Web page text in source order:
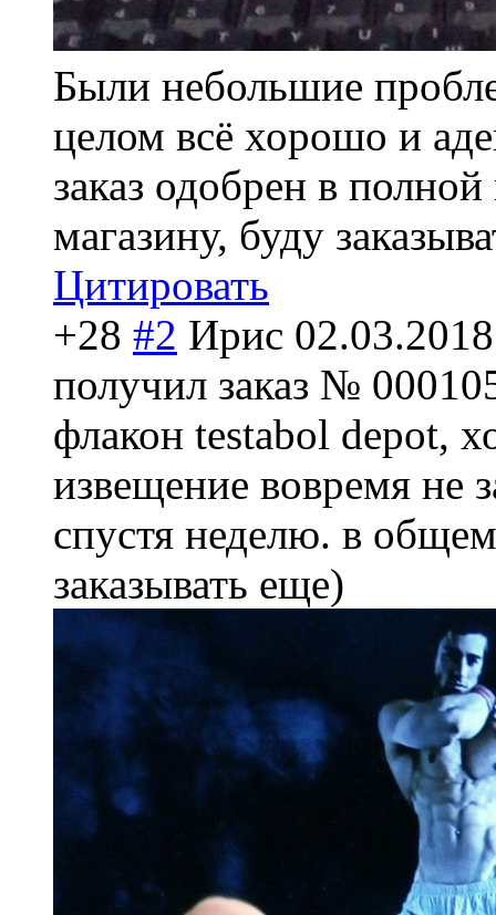
Были небольшие
целом всё хорошо и
заказ одобрен в
магазину, буду
Цитировать
+28 #2 Ирис
получил заказ №
флакон testabol depot,
извещение вовремя не
спустя неделю. в
заказывать еще)